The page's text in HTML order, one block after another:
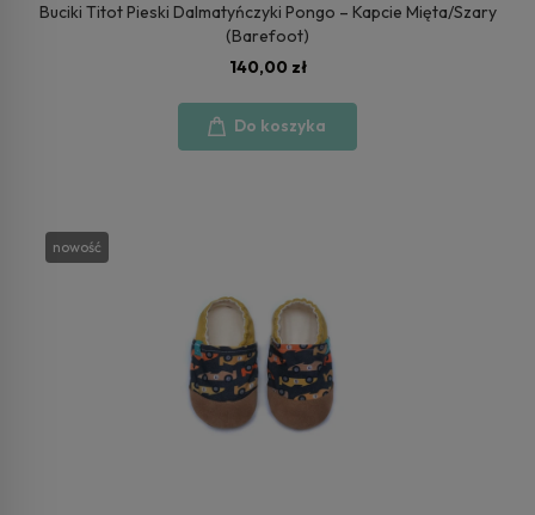
Buciki Titot Pieski Dalmatyńczyki Pongo – Kapcie Mięta/Szary
(Barefoot)
140,00 zł
Do koszyka
nowość